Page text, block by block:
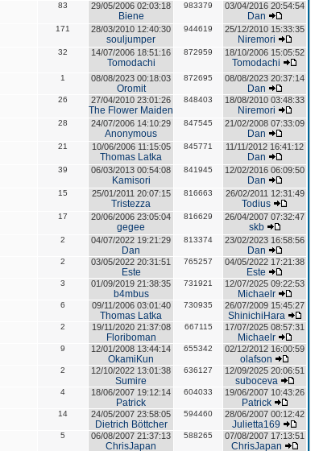
83 29/05/2006 02:03:18
Biene
983379 03/04/2016 20:54:54
Dan
171 28/03/2010 12:40:30
souljumper
944619 25/12/2010 15:33:35
Niremori
32 14/07/2006 18:51:16
Tomodachi
872959 18/10/2006 15:05:52
Tomodachi
1 08/08/2023 00:18:03
Oromit
872695 08/08/2023 20:37:14
Dan
26 27/04/2010 23:01:26
The Flower Maiden
848403 18/08/2010 03:48:33
Niremori
28 24/07/2006 14:10:29
Anonymous
847545 21/02/2008 07:33:09
Dan
21 10/06/2006 11:15:05
Thomas Latka
845771 11/11/2012 16:41:12
Dan
39 06/03/2013 00:54:08
Kamisori
841945 12/02/2016 06:09:50
Dan
15 25/01/2011 20:07:15
Tristezza
816663 26/02/2011 12:31:49
Todius
17 20/06/2006 23:05:04
gegee
816629 26/04/2007 07:32:47
skb
2 04/07/2022 19:21:29
Dan
813374 23/02/2023 16:58:56
Dan
2 03/05/2022 20:31:51
Este
765257 04/05/2022 17:21:38
Este
3 01/09/2019 21:38:35
b4mbus
731921 12/07/2025 09:22:53
Michaelr
6 09/11/2006 03:01:40
Thomas Latka
730935 26/07/2009 15:45:27
ShinichiHara
2 19/11/2020 21:37:08
Floriboman
667115 17/07/2025 08:57:31
Michaelr
9 12/01/2008 13:44:14
OkamiKun
655342 02/12/2012 16:00:59
olafson
2 12/10/2022 13:01:38
Sumire
636127 12/09/2025 20:06:51
suboceva
4 18/06/2007 19:12:14
Patrick
604033 19/06/2007 10:43:26
Patrick
14 24/05/2007 23:58:05
Dietrich Böttcher
594460 28/06/2007 00:12:42
Julietta169
5 06/08/2007 21:37:13
ChrisJapan
588265 07/08/2007 17:13:51
ChrisJapan